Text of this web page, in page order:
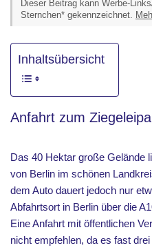
Dieser Beitrag kann Werbe-
Sternchen* gekennzeichnet.
Inhaltsübersicht
Anfahrt zum
Das 40 Hektar große Gelände
von Berlin im schönen
dem Auto dauert jedoch nur
Abfahrtsort in Berlin über die
Eine Anfahrt mit öffentlichen
nicht empfehlen, da es fast